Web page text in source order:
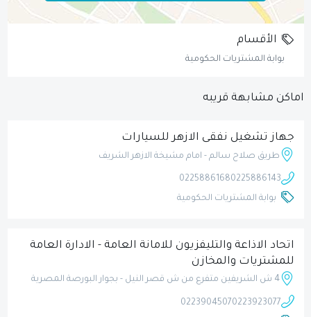
الأقسام
بوابة المشتريات الحكومية
اماكن مشابهة قريبه
جهاز تشغيل نفقى الازهر للسيارات
طريق صلاح سالم - امام مشيخة الازهر الشريف
0225886143
0225886168
بوابة المشتريات الحكومية
اتحاد الاذاعة والتليفزيون للامانة العامة - الادارة العامة
للمشتريات والمخازن
4 ش الشريفين متفرع من ش قصر النيل - بجوار البورصة المصرية
0223923077
0223904507